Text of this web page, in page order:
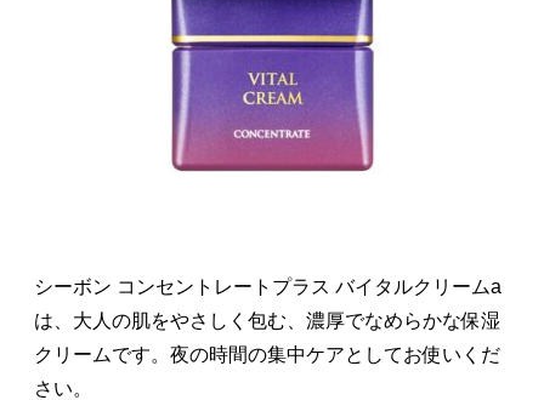
シーボン コンセントレートプラス バイタルクリームa
は、大人の肌をやさしく包む、濃厚でなめらかな保湿
クリームです。夜の時間の集中ケアとしてお使いくだ
さい。